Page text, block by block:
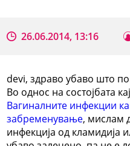
26.06.2014, 13:16
devi, здраво убаво што
Во однос на состојбата
Вагиналните инфекции
забременување, мислам
инфекција од кламидија